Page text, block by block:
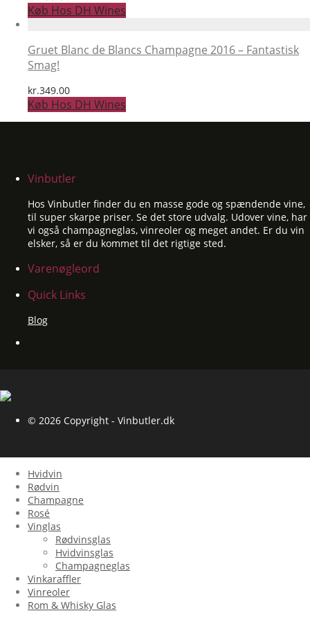
Køb Hos DH Wines
Gruet Blanc de Blancs Champagne 2016 – Fantastisk
Smag!
kr.349.00
Køb Hos DH Wines
Vinbutler
Hos Vinbutler finder du en masse gode og spændende vine,
til super skarpe priser. Se det store udvalg. Udover vine, har
vi også champagneglas, vinreoler og meget andet. Er du vin
elsker, så er du kommet til det rigtige sted.
Varenøgleord
Quick Links
Blog
© 2026 Copyright - Vinbutler.dk
Hvidvin
Rødvin
Champagne
Rosé
Vinglas
Rødvinsglas
Hvidvinsglas
Champagneglas
Vinkaraffler
Vinreoler
Rom & Whisky Glas